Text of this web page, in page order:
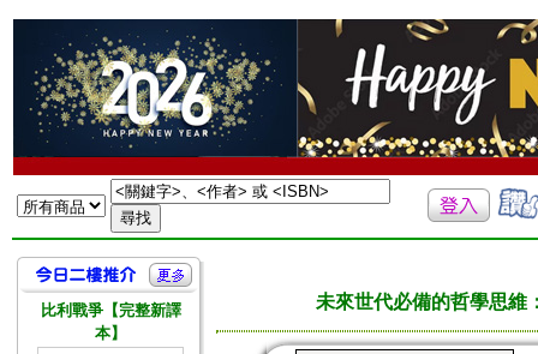
比利戰爭【完整新譯
本】
未來世代必備的哲學思維